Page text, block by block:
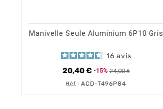
Manivelle Seule Aluminium 6P10 Gris
16 avis
20,40 € Prix de base
-15% 24,00 €
Prix
Réf : ACD-T496P84